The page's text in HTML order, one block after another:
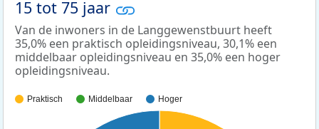
15 tot 75 jaar
Van de inwoners in de Langgewenstbuurt heeft
35,0% een praktisch opleidingsniveau, 30,1% een
middelbaar opleidingsniveau en 35,0% een hoger
opleidingsniveau.
Praktisch Middelbaar Hoger